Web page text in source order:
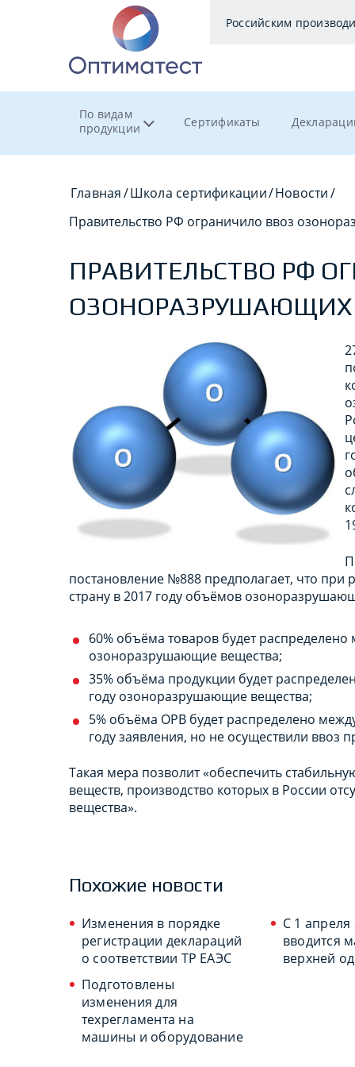
Российским
По видам
продукции
Сертификаты
Главная/Школа сертификации/Новости/
Правительство РФ ограничило ввоз
ПРАВИТЕЛЬСТВО РФ
ОЗОНОРАЗРУШАЮЩИХ
постановление №888 предполагает, что при
страну в 2017 году объёмов
60% объёма товаров будет
озоноразрушающие вещества;
35% объёма продукции будет
году озоноразрушающие вещества;
5% объёма ОРВ будет распределено
году заявления, но не осуществили ввоз
Такая мера позволит «обеспечить
веществ, производство которых в России
вещества».
Похожие новости
Изменения в порядке
регистрации деклараций
о соответствии ТР ЕАЭС
Подготовлены
изменения для
техрегламента на
машины и оборудование
С 1 апреля
вводится
верхней